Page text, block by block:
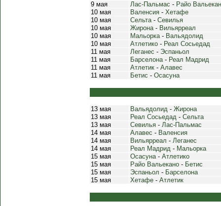
9 мая Лас-Пальмас - Райо
10 мая
Валенсия - Хетафе
10 мая
Сельта- Севилья
10 мая
Жирона- Вильярреал
10 мая
Мальорка- Вальядолид
10 мая
Атлетико - Реал Сосьедад
11 мая
Леганес - Эспаньол
11 мая
Барселона- Реал Мадрид
11 мая
Атлетик - Алавес
11 мая
Бетис - Осасуна
13 мая Вальядолид - Жирона
13 мая
Реал Сосьедад - Сельта
13 мая
Севилья - Лас-Пальмас
14 мая
Алавес - Валенсия
14 мая
Вильярреал - Леганес
14 мая
Реал Мадрид - Мальорка
15 мая
Осасуна- Атлетико
15 мая
Райо Вальекано - Бетис
15 мая
Эспаньол - Барселона
15 мая
Хетафе - Атлетик